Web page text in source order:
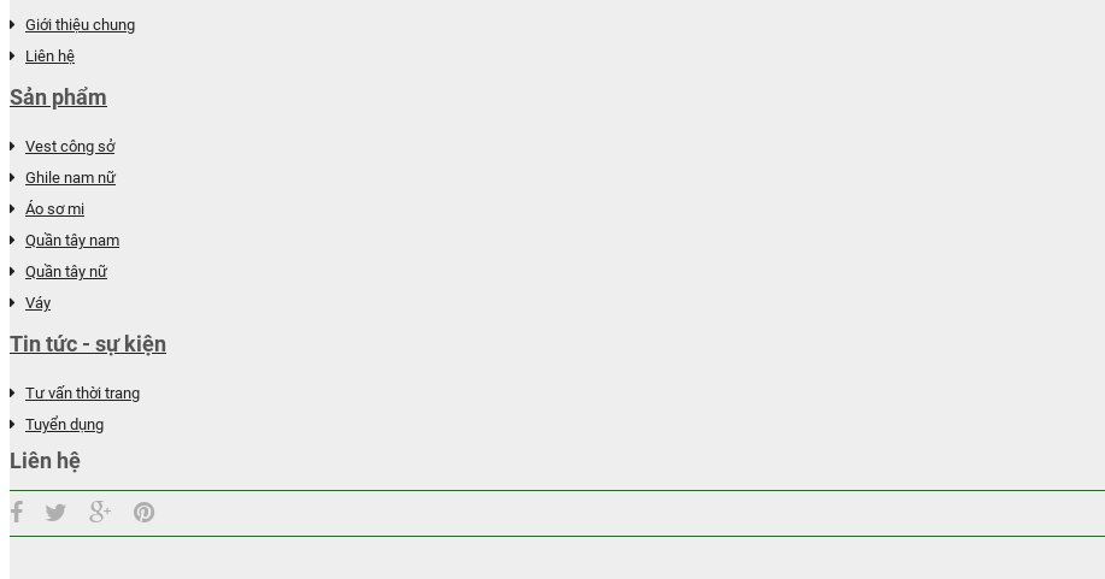
Giới thiệu chung
Liên hệ
Sản phẩm
Vest công sở
Ghile nam nữ
Áo sơ mi
Quần tây nam
Quần tây nữ
Váy
Tin tức - sự kiện
Tư vấn thời trang
Tuyển dụng
Liên hệ